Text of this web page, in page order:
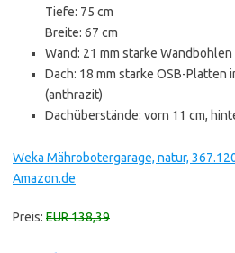
Tiefe: 75 cm
Breite: 67 cm
Wand: 21 mm starke Wandbohlen
Dach: 18 mm starke OSB-Platten
(anthrazit)
Dachüberstände: vorn 11 cm,
Weka Mährobotergarage, natur,
Amazon.de
Preis: EUR 138,39